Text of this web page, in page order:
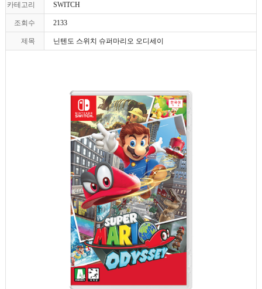
카테고리 SWITCH
조회수 2133
제목 닌텐도 스위치 슈퍼마리오 오디세이